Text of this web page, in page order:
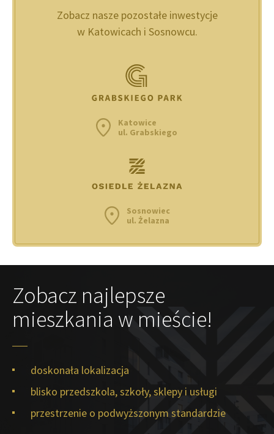
Zobacz nasze pozostałe inwestycje
w Katowicach i Sosnowcu.
Katowice
ul. Grabskiego
Sosnowiec
ul. Żelazna
Zobacz najlepsze
mieszkania w mieście!
doskonała lokalizacja
blisko przedszkola, szkoły, sklepy i usługi
przestrzenie o podwyższonym standardzie